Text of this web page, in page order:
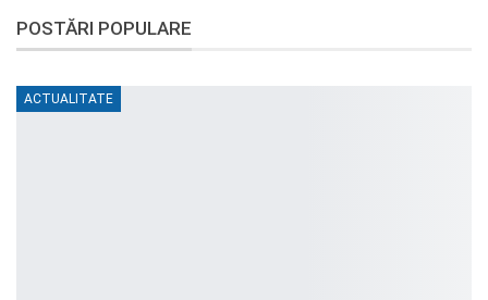
POSTĂRI POPULARE
ACTUALITATE